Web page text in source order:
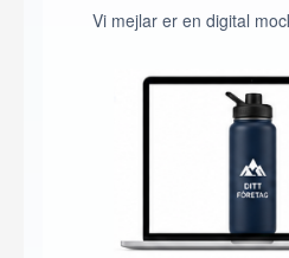
Vi mejlar er en digital